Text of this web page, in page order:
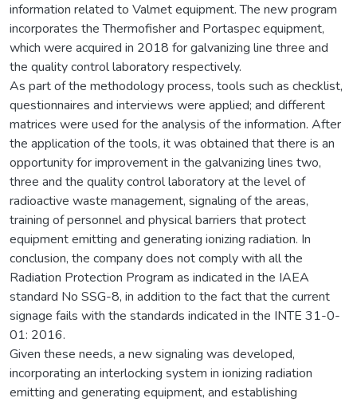
information related to Valmet equipment. The new program
incorporates the Thermofisher and Portaspec equipment,
which were acquired in 2018 for galvanizing line three and
the quality control laboratory respectively.
As part of the methodology process, tools such as checklist,
questionnaires and interviews were applied; and different
matrices were used for the analysis of the information. After
the application of the tools, it was obtained that there is an
opportunity for improvement in the galvanizing lines two,
three and the quality control laboratory at the level of
radioactive waste management, signaling of the areas,
training of personnel and physical barriers that protect
equipment emitting and generating ionizing radiation. In
conclusion, the company does not comply with all the
Radiation Protection Program as indicated in the IAEA
standard No SSG-8, in addition to the fact that the current
signage fails with the standards indicated in the INTE 31-0-
01: 2016.
Given these needs, a new signaling was developed,
incorporating an interlocking system in ionizing radiation
emitting and generating equipment, and establishing